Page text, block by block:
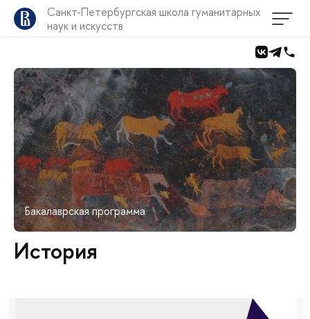
Санкт-Петербургская школа гуманитарных
наук и искусств
Бакалаврская программа
История